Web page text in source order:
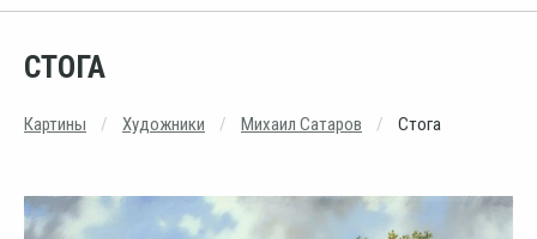
СТОГА
Картины Художники Михаил Сатаров Стога